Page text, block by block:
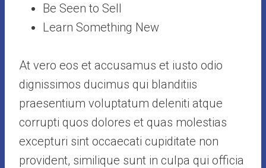
Be Seen to Sell
Learn Something New
At vero eos et accusamus et iusto odio
dignissimos ducimus qui blanditiis
praesentium voluptatum deleniti atque
corrupti quos dolores et quas molestias
excepturi sint occaecati cupiditate non
provident, similique sunt in culpa qui officia